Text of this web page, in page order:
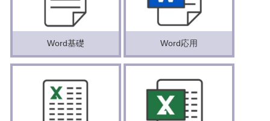
Word基礎 Word応用